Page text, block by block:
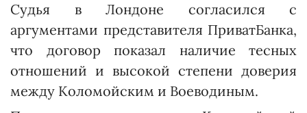
Судья в Лондоне согласился с
аргументами представителя ПриватБанка,
что договор показал наличие тесных
отношений и высокой степени доверия
между Коломойским и Воеводиным.